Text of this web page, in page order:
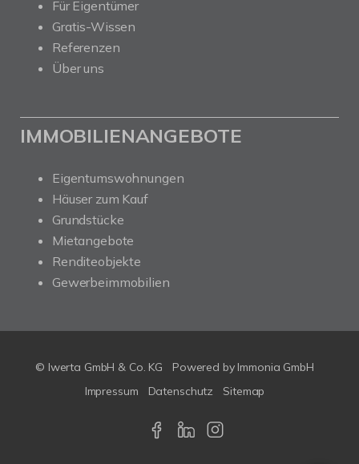
Für Eigentümer
Gratis-Wissen
Referenzen
Über uns
IMMOBILIENANGEBOTE
Eigentumswohnungen
Häuser zum Kauf
Grundstücke
Mietangebote
Renditeobjekte
Gewerbeimmobilien
© Iwerta GmbH & Co. KG Powered by Immonia GmbH
Impressum
Datenschutz Sitemap